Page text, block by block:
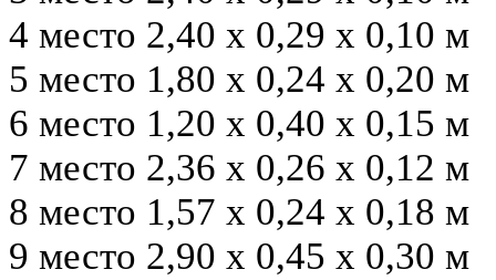
4 место 2,40 х 0,29 х 0,10 м
5 место 1,80 х 0,24 х 0,20 м
6 место 1,20 х 0,40 х 0,15 м
7 место 2,36 х 0,26 х 0,12 м
8 место 1,57 х 0,24 х 0,18 м
9 место 2,90 х 0,45 х 0,30 м